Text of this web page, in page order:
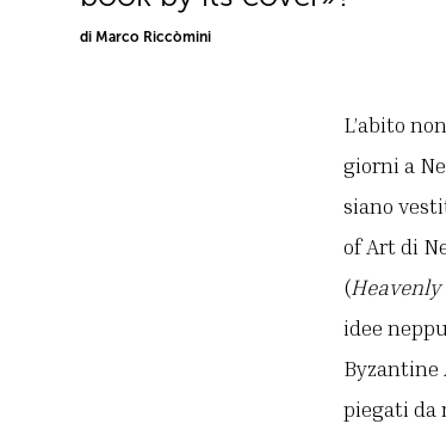
di Marco Riccòmini
L’abito
giorni a
siano
of Art di
(Heavenly
idee
piegati da